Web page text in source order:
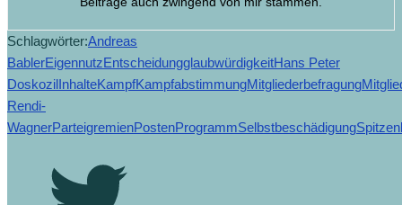
Schlagwörter:Andreas
BablerEigennutzEntscheidungglaubwürdigkeitHans Peter
DoskozilInhalteKampfKampfabstimmungMitgliederbefragung
Rendi-
WagnerParteigremienPostenProgrammSelbstbeschädigung